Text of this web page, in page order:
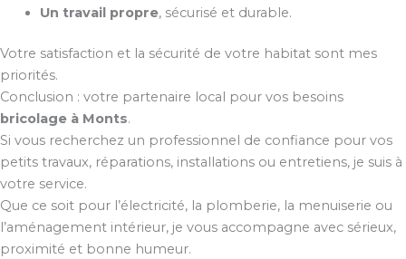
Un travail propre, sécurisé et durable.
Votre satisfaction et la sécurité de votre habitat sont mes
priorités.
Conclusion : votre partenaire local pour vos besoins
bricolage à Monts.
Si vous recherchez un professionnel de confiance pour vos
petits travaux, réparations, installations ou entretiens, je suis à
votre service.
Que ce soit pour l’électricité, la plomberie, la menuiserie ou
l’aménagement intérieur, je vous accompagne avec sérieux,
proximité et bonne humeur.